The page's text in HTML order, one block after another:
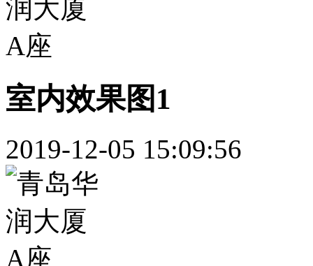
室内效果图1
2019-12-05 15:09:56